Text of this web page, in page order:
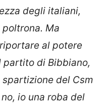
degli italiani,
Ma
al potere
di Bibbiano,
del Csm
io una roba del